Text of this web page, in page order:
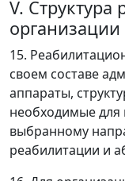
V.
организации
15.
своем составе
аппараты,
необходимые для
выбранному
реабилитации и